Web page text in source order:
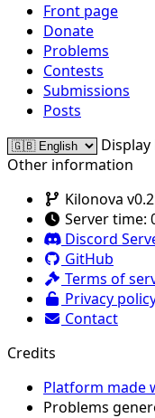
Front page
Donate
Problems
Contests
Submissions
Posts
Other information
Kilonova
Server time:
Discord
GitHub
Terms of
Privacy
Contact
Credits
Platform made
Problems